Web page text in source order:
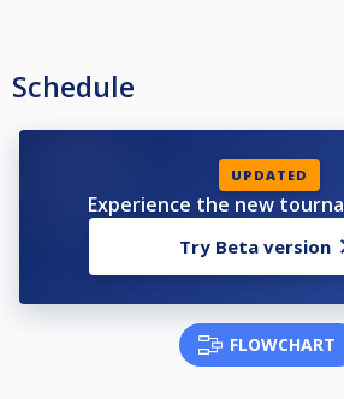
Schedule
UPDATED
Experience the new
Try Beta version
FLOWCHART